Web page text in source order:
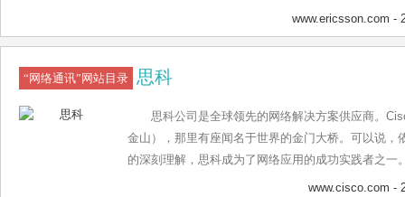
www.ericsson.com -
“网络通讯”网站目录 思科
思科公司是全球领先的网络解决方案供应商。
金山），那里有座闻名于世界的金门大桥。可以说，
的深刻理解，思科成为了网络应用的成功实践者之一
www.cisco.com -